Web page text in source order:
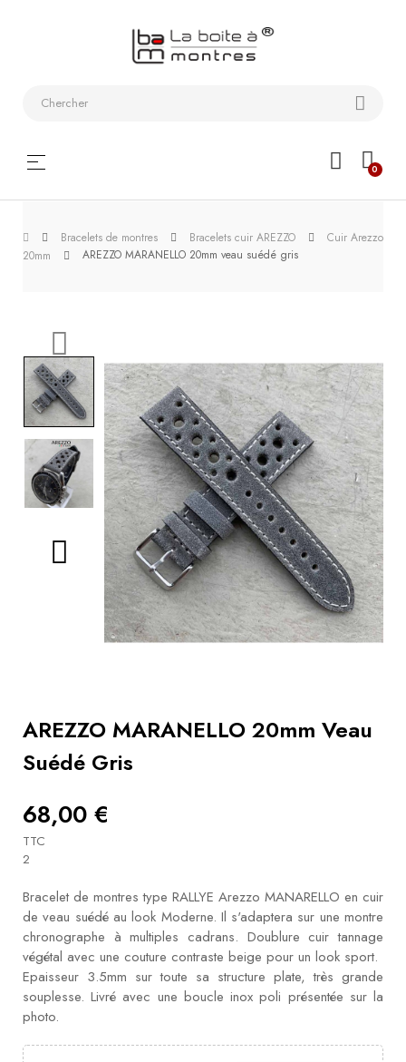
0
Basculer
la
navigation
☰
Bracelets de montres Bracelets cuir AREZZO
Cuir Arezzo
20mm
AREZZO MARANELLO 20mm veau suédé gris
AREZZO MARANELLO 20mm Veau
Suédé Gris
68,00 €
TTC
2
Bracelet de montres type RALLYE Arezzo MANARELLO en cuir
de veau suédé au look Moderne. Il s'adaptera sur une montre
chronographe à multiples cadrans. Doublure cuir tannage
végétal avec une couture contraste beige pour un look sport.
Epaisseur 3.5mm sur toute sa structure plate, très grande
souplesse. Livré avec une boucle inox poli présentée sur la
photo.
montres
Coffrets
montres
de
voyage
Les
Livres
Conseils
bracelets
remontoir